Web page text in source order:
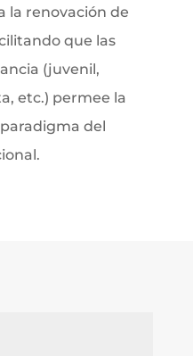
la renovación de
que las
(juvenil,
etc.) permee la
del